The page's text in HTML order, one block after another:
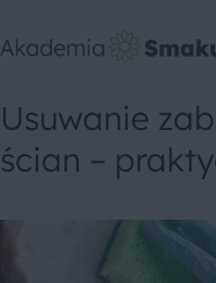
Usuwanie
ścian –